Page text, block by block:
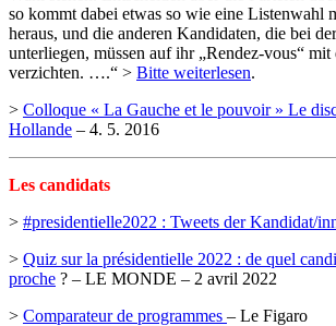
so kommt dabei etwas so wie eine Listenwahl
heraus, und die anderen Kandidaten, die bei
unterliegen, müssen auf ihr „Rendez-vous“
verzichten. ….“ > Bitte weiterlesen.
> Colloque « La Gauche et le pouvoir » Le
Hollande – 4. 5. 2016
Les candidats
> #presidentielle2022 : Tweets der Kandidat/
> Quiz sur la présidentielle 2022 : de quel
proche ? – LE MONDE – 2 avril 2022
> Comparateur de programmes – Le Figaro